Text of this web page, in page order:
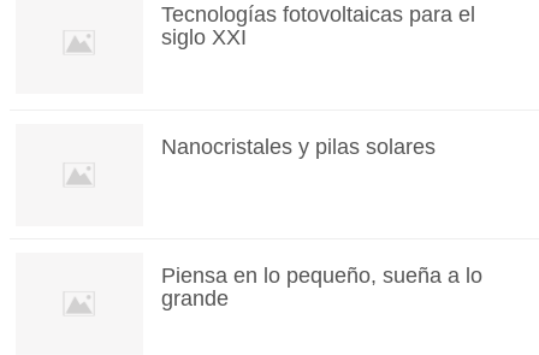
Tecnologías fotovoltaicas para el
siglo XXI
Nanocristales y pilas solares
Piensa en lo pequeño, sueña a lo
grande